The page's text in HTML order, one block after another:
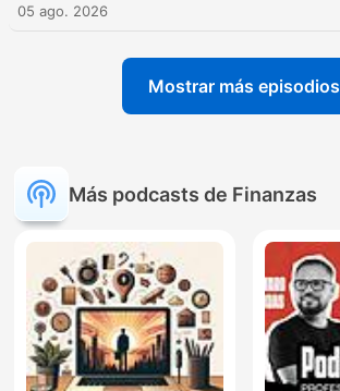
05 ago. 2026
Mostrar más episodios
Más podcasts de Finanzas